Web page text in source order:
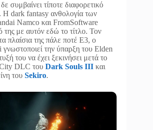
συμβαίνει τίποτε διαφορετικό
Η dark fantasy ανθολογία των
Namco και FromSoftware
της με αυτόν εδώ το τίτλο. Τον
πλαίσια της πάλε ποτέ E3, ο
την ύπαρξη του Elden
του να έχει ξεκινήσει μετά το
DLC του Dark Souls III και
του Sekiro.